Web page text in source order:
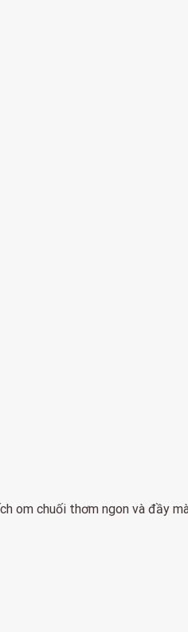
om chuối thơm ngon và đầy